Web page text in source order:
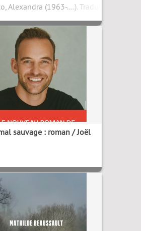
Alexandra (1963-....). Traducteur
sauvage : roman / Joël